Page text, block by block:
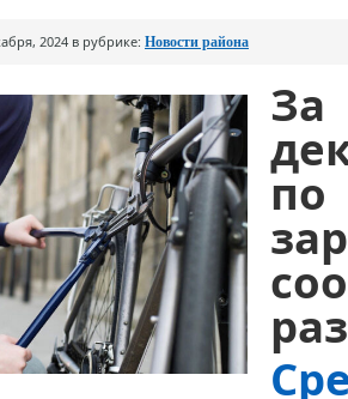
2024 в рубрике: Новости района
по